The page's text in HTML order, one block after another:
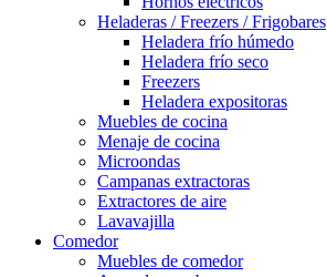
Heladeras / Freezers / Frigobares
Heladera frío húmedo
Heladera frío seco
Freezers
Heladera expositoras
Muebles de cocina
Menaje de cocina
Microondas
Campanas extractoras
Extractores de aire
Lavavajilla
Comedor
Muebles de comedor